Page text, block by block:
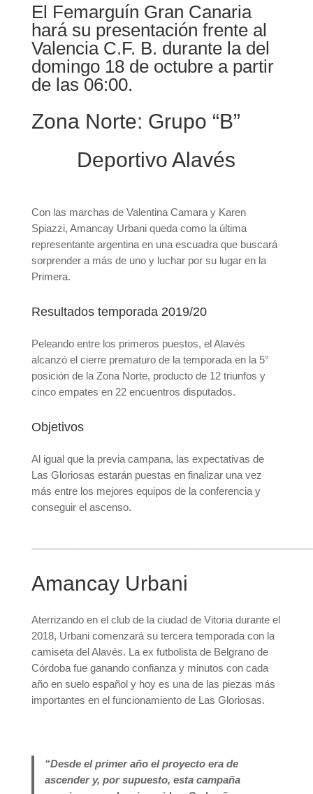
El Femarguín Gran Canaria
hará su presentación frente al
Valencia C.F. B. durante la del
domingo 18 de octubre a partir
de las 06:00.
Zona Norte: Grupo “B”
Deportivo Alavés
Con las marchas de Valentina Camara y Karen
Spiazzi, Amancay Urbani queda como la última
representante argentina en una escuadra que buscará
sorprender a más de uno y luchar por su lugar en la
Primera.
Resultados temporada 2019/20
Peleando entre los primeros puestos, el Alavés
alcanzó el cierre prematuro de la temporada en la 5°
posición de la Zona Norte, producto de 12 triunfos y
cinco empates en 22 encuentros disputados.
Objetivos
Al igual que la previa campana, las expectativas de
Las Gloriosas estarán puestas en finalizar una vez
más entre los mejores equipos de la conferencia y
conseguir el ascenso.
Amancay Urbani
Aterrizando en el club de la ciudad de Vitoria durante el
2018, Urbani comenzará su tercera temporada con la
camiseta del Alavés. La ex futbolista de Belgrano de
Córdoba fue ganando confianza y minutos con cada
año en suelo español y hoy es una de las piezas más
importantes en el funcionamiento de Las Gloriosas.
“Desde el primer año el proyecto era de
ascender y, por supuesto, esta campaña